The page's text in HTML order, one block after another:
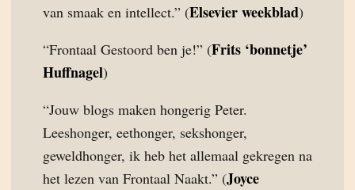
van smaak en intellect.” (Elsevier weekblad)
“Frontaal Gestoord ben je!” (Frits ‘bonnetje’
Huffnagel)
“Jouw blogs maken hongerig Peter.
Leeshonger, eethonger, sekshonger,
geweldhonger, ik heb het allemaal gekregen na
het lezen van Frontaal Naakt.” (Joyce